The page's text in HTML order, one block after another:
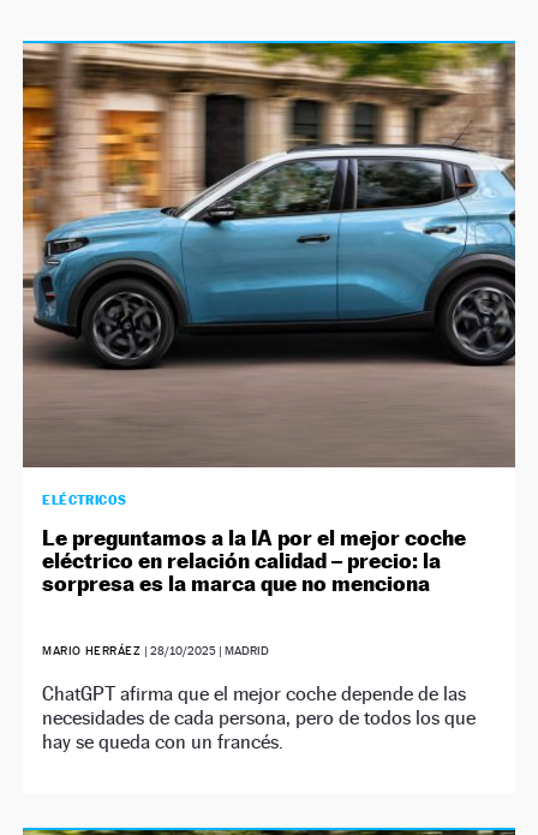
ELÉCTRICOS
Le preguntamos a la IA por el mejor coche
eléctrico en relación calidad – precio: la
sorpresa es la marca que no menciona
MARIO HERRÁEZ | 28/10/2025| MADRID
ChatGPT afirma que el mejor coche depende de las
necesidades de cada persona, pero de todos los que
hay se queda con un francés.